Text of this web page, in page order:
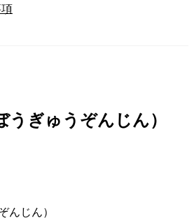
うぎゅうぞんじん）
んじん）